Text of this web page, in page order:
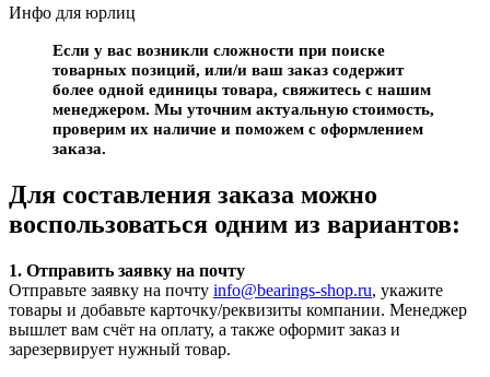
Инфо для юрлиц
Если у вас возникли сложности при поиске
товарных позиций, или/и ваш заказ содержит
более одной единицы товара, свяжитесь с нашим
менеджером. Мы уточним актуальную стоимость,
проверим их наличие и поможем с оформлением
заказа.
Для составления заказа можно
воспользоваться одним из вариантов:
1. Отправить заявку на почту
Отправьте заявку на почту info@bearings-shop.ru, укажите
товары и добавьте карточку/реквизиты компании. Менеджер
вышлет вам счёт на оплату, а также оформит заказ и
зарезервирует нужный товар.